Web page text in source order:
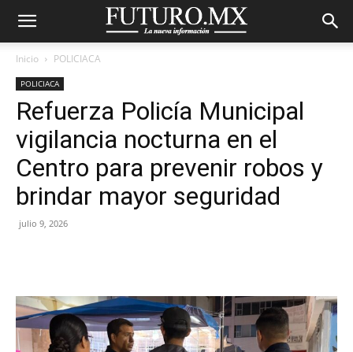
Inicio POLICIACA
POLICIACA
Refuerza Policía Municipal
vigilancia nocturna en el
Centro para prevenir robos y
brindar mayor seguridad
julio 9, 2026